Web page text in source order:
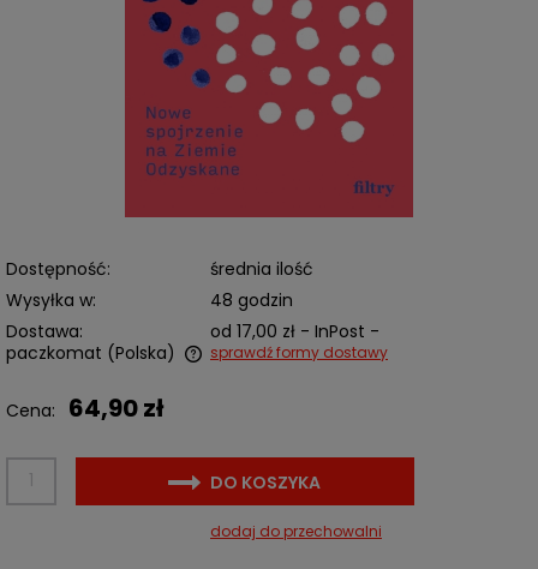
Dostępność:
średnia ilość
Wysyłka w:
48 godzin
Dostawa:
od 17,00 zł - InPost -
paczkomat (Polska) sprawdź formy dostawy
Cena: 64,90 zł
DO KOSZYKA
dodaj do przechowalni